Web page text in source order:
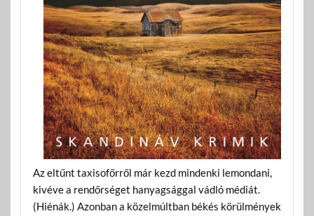
Az eltűnt taxisofőrről már kezd mindenki lemondani,
kivéve a rendőrséget hanyagsággal vádló médiát.
(Hiénák.) Azonban a közelmúltban békés körülmények